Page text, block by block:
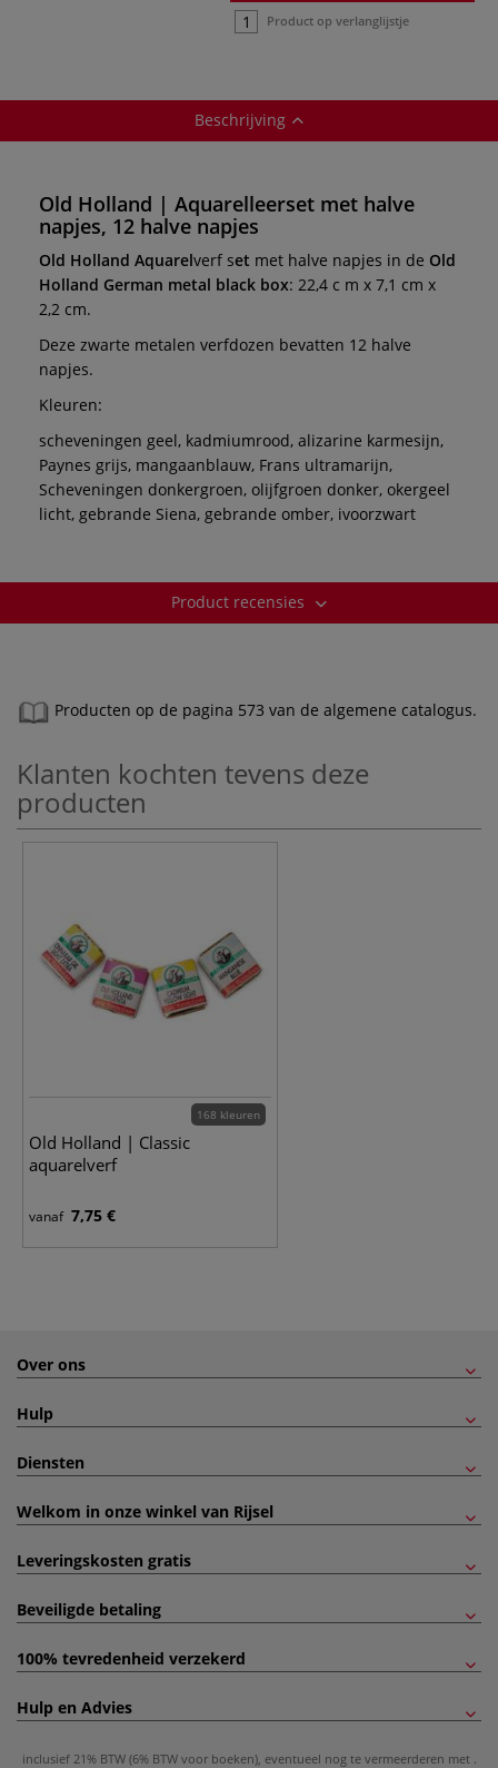
Product op verlanglijstje
Beschrijving
Old Holland | Aquarelleerset met halve
napjes, 12 halve napjes
Old Holland Aquarelverf set met halve napjes in de Old
Holland German metal black box: 22,4 c m x 7,1 cm x
2,2 cm.
Deze zwarte metalen verfdozen bevatten 12 halve
napjes.
Kleuren:
scheveningen geel, kadmiumrood, alizarine karmesijn,
Paynes grijs, mangaanblauw, Frans ultramarijn,
Scheveningen donkergroen, olijfgroen donker, okergeel
licht, gebrande Siena, gebrande omber, ivoorzwart
Product recensies
Producten op de pagina 573 van de algemene catalogus.
Klanten kochten tevens deze
producten
168 kleuren
Old Holland | Classic
aquarelverf
vanaf 7,75 €
Over ons
Hulp
Diensten
Welkom in onze winkel van Rijsel
Leveringskosten gratis
Beveiligde betaling
100% tevredenheid verzekerd
Hulp en Advies
inclusief 21% BTW (6% BTW voor boeken), eventueel nog te vermeerderen met .